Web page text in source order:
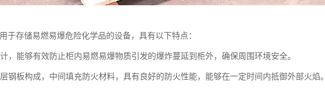
于存储易燃易爆危险化学品的设备，具有以下特点：
，能够有效防止柜内易燃易爆物质引发的爆炸蔓延到柜外，确保周围环境安全。
钢板构成，中间填充防火材料，具有良好的防火性能，能够在一定时间内抵御外部火焰。